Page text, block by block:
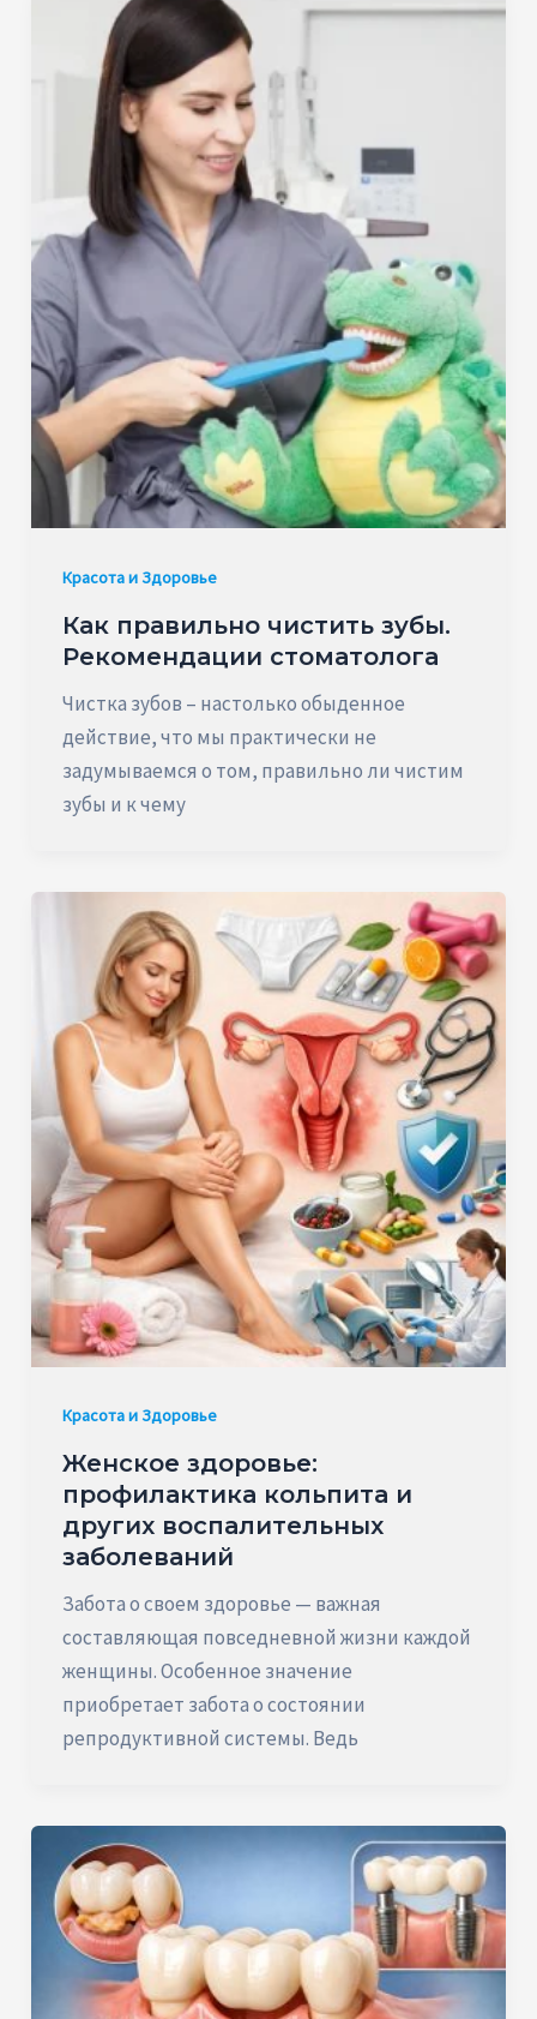
Красота и Здоровье
Как правильно чистить зубы.
Рекомендации стоматолога
Чистка зубов – настолько обыденное
действие, что мы практически не
задумываемся о том, правильно ли чистим
зубы и к чему
Красота и Здоровье
Женское здоровье:
профилактика кольпита и
других воспалительных
заболеваний
Забота о своем здоровье — важная
составляющая повседневной жизни каждой
женщины. Особенное значение
приобретает забота о состоянии
репродуктивной системы. Ведь